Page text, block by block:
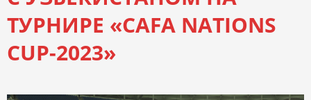
ТУРНИРЕ «CAFA NATIONS
CUP-2023»